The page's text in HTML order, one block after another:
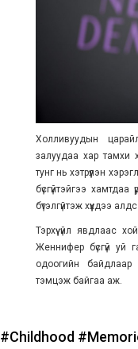
Холливуудын
залуудаа хар тамхи
тунг нь хэтрүүлэн
бүсгүйтэйгээ хамтдаа
бүтэлгүйтэж хүүхдээ
Тэрхүү үйл явдлаас
Женнифер бүсгүй уй
одоогийн байдлаар
тэмцэж байгаа аж.
#Childhood